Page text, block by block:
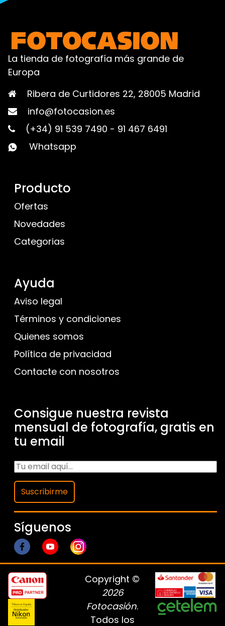
La tienda de fotografía más grande de
Europa
Ribera de Curtidores 22, 28005 Madrid
info@fotocasion.es
(+34) 91 539 7490 - 91 467 6491
Whatsapp
Producto
Ofertas
Novedades
Categorias
Ayuda
Aviso legal
Términos y condiciones
Quienes somos
Política de privacidad
Contacte con nosotros
Consigue nuestra revista
mensual de fotografía, gratis en
tu email
Suscribirme
Síguenos
Copyright ©
2026
Fotocasión.
Todos los